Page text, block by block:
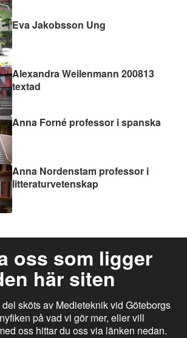
Eva Jakobsson Ung
Alexandra Weilenmann 200813
textad
Anna Forné professor i spanska
Anna Nordenstam professor i
litteraturvetenskap
oss som ligger
här siten
sköts av Medieteknik vid Göteborgs
på vad vi gör mer, eller vill
oss hittar du oss via länken nedan.